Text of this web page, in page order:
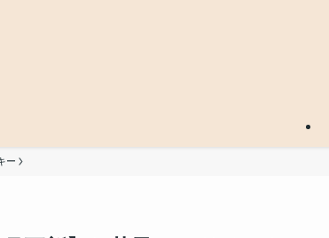
ー